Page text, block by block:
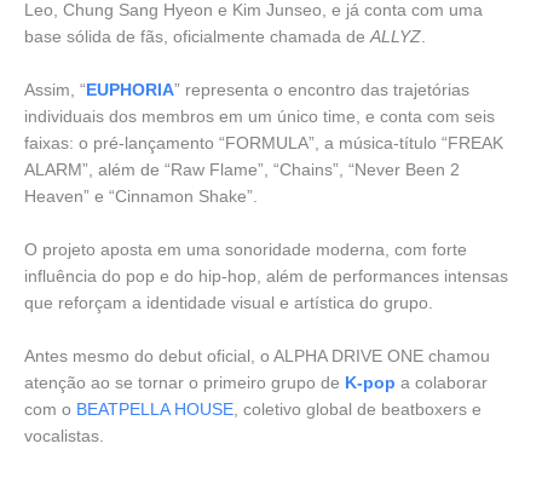
Leo, Chung Sang Hyeon e Kim Junseo, e já conta com uma
base sólida de fãs, oficialmente chamada deALLYZ.
Assim, “ EUPHORIA” representa o encontro das trajetórias
individuais dos membros em um único time, e conta com seis
faixas: o pré-lançamento “FORMULA”, a música-título “FREAK
ALARM”, além de “Raw Flame”, “Chains”, “Never Been 2
Heaven” e “Cinnamon Shake”.
O projeto aposta em uma sonoridade moderna, com forte
influência do pop e do hip-hop, além de performances intensas
que reforçam a identidade visual e artística do grupo.
Antes mesmo do debut oficial, o ALPHA DRIVE ONE chamou
atenção ao se tornar o primeiro grupo de K-pop a colaborar
com o BEATPELLA HOUSE , coletivo global de beatboxers e
vocalistas.